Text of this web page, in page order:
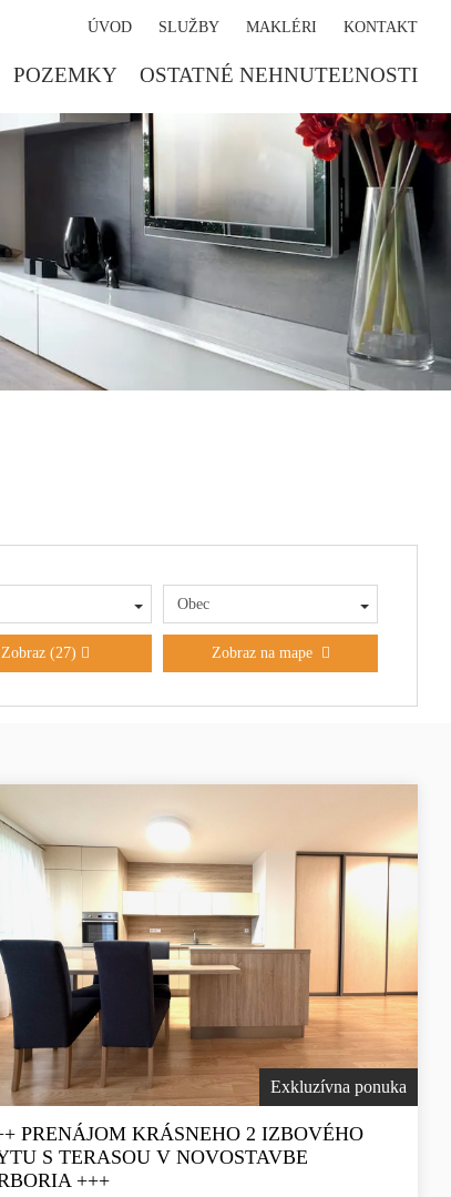
ÚVOD SLUŽBY MAKLÉRI KONTAKT
POZEMKY OSTATNÉ NEHNUTEĽNOSTI
Obec
Zobraz (27)
Exkluzívna ponuka
PRENÁJOM KRÁSNEHO 2 IZBOVÉHO
S TERASOU V NOVOSTAVBE
+++